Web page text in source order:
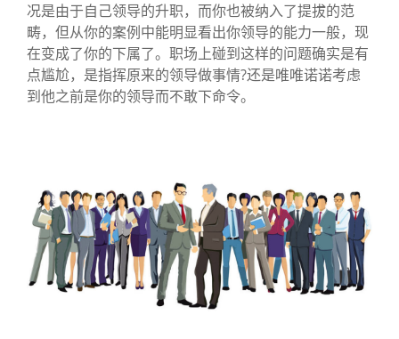
况是由于自己领导的升职，而你也被纳入了提拔的范
畴，但从你的案例中能明显看出你领导的能力一般，现
在变成了你的下属了。职场上碰到这样的问题确实是有
点尴尬，是指挥原来的领导做事情?还是唯唯诺诺考虑
到他之前是你的领导而不敢下命令。